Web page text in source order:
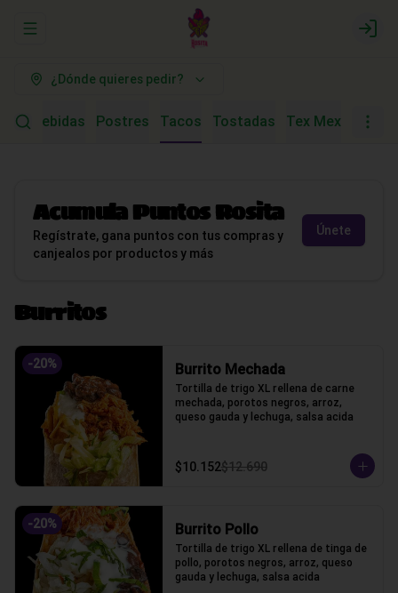
Abrir menu de navegación
¿Dónde quieres pedir?
Bebidas Postres Tacos Tostadas Tex Mex
AcumulaPuntos Rosita
Regístrate, gana puntos con tus compras y
canjealos por productos y más
Únete
Burritos
-20% Burrito Mechada
Tortilla de trigo XL rellena de carne
mechada, porotos negros, arroz,
queso gauda y lechuga, salsa acida
$10.152$12.690
-20% Burrito Pollo
Tortilla de trigo XL rellena de tinga de
pollo, porotos negros, arroz, queso
gauda y lechuga, salsa acida